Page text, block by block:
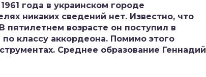
года в украинском городе
никаких сведений нет. Известно, что
пятилетнем возрасте он поступил в
классу аккордеона. Помимо этого
Среднее образование Геннадий